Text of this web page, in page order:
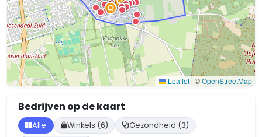
Leaflet | ©OpenStreetMap
Bedrijven op de kaart
Alle Winkels (6)
Gezondheid (3)